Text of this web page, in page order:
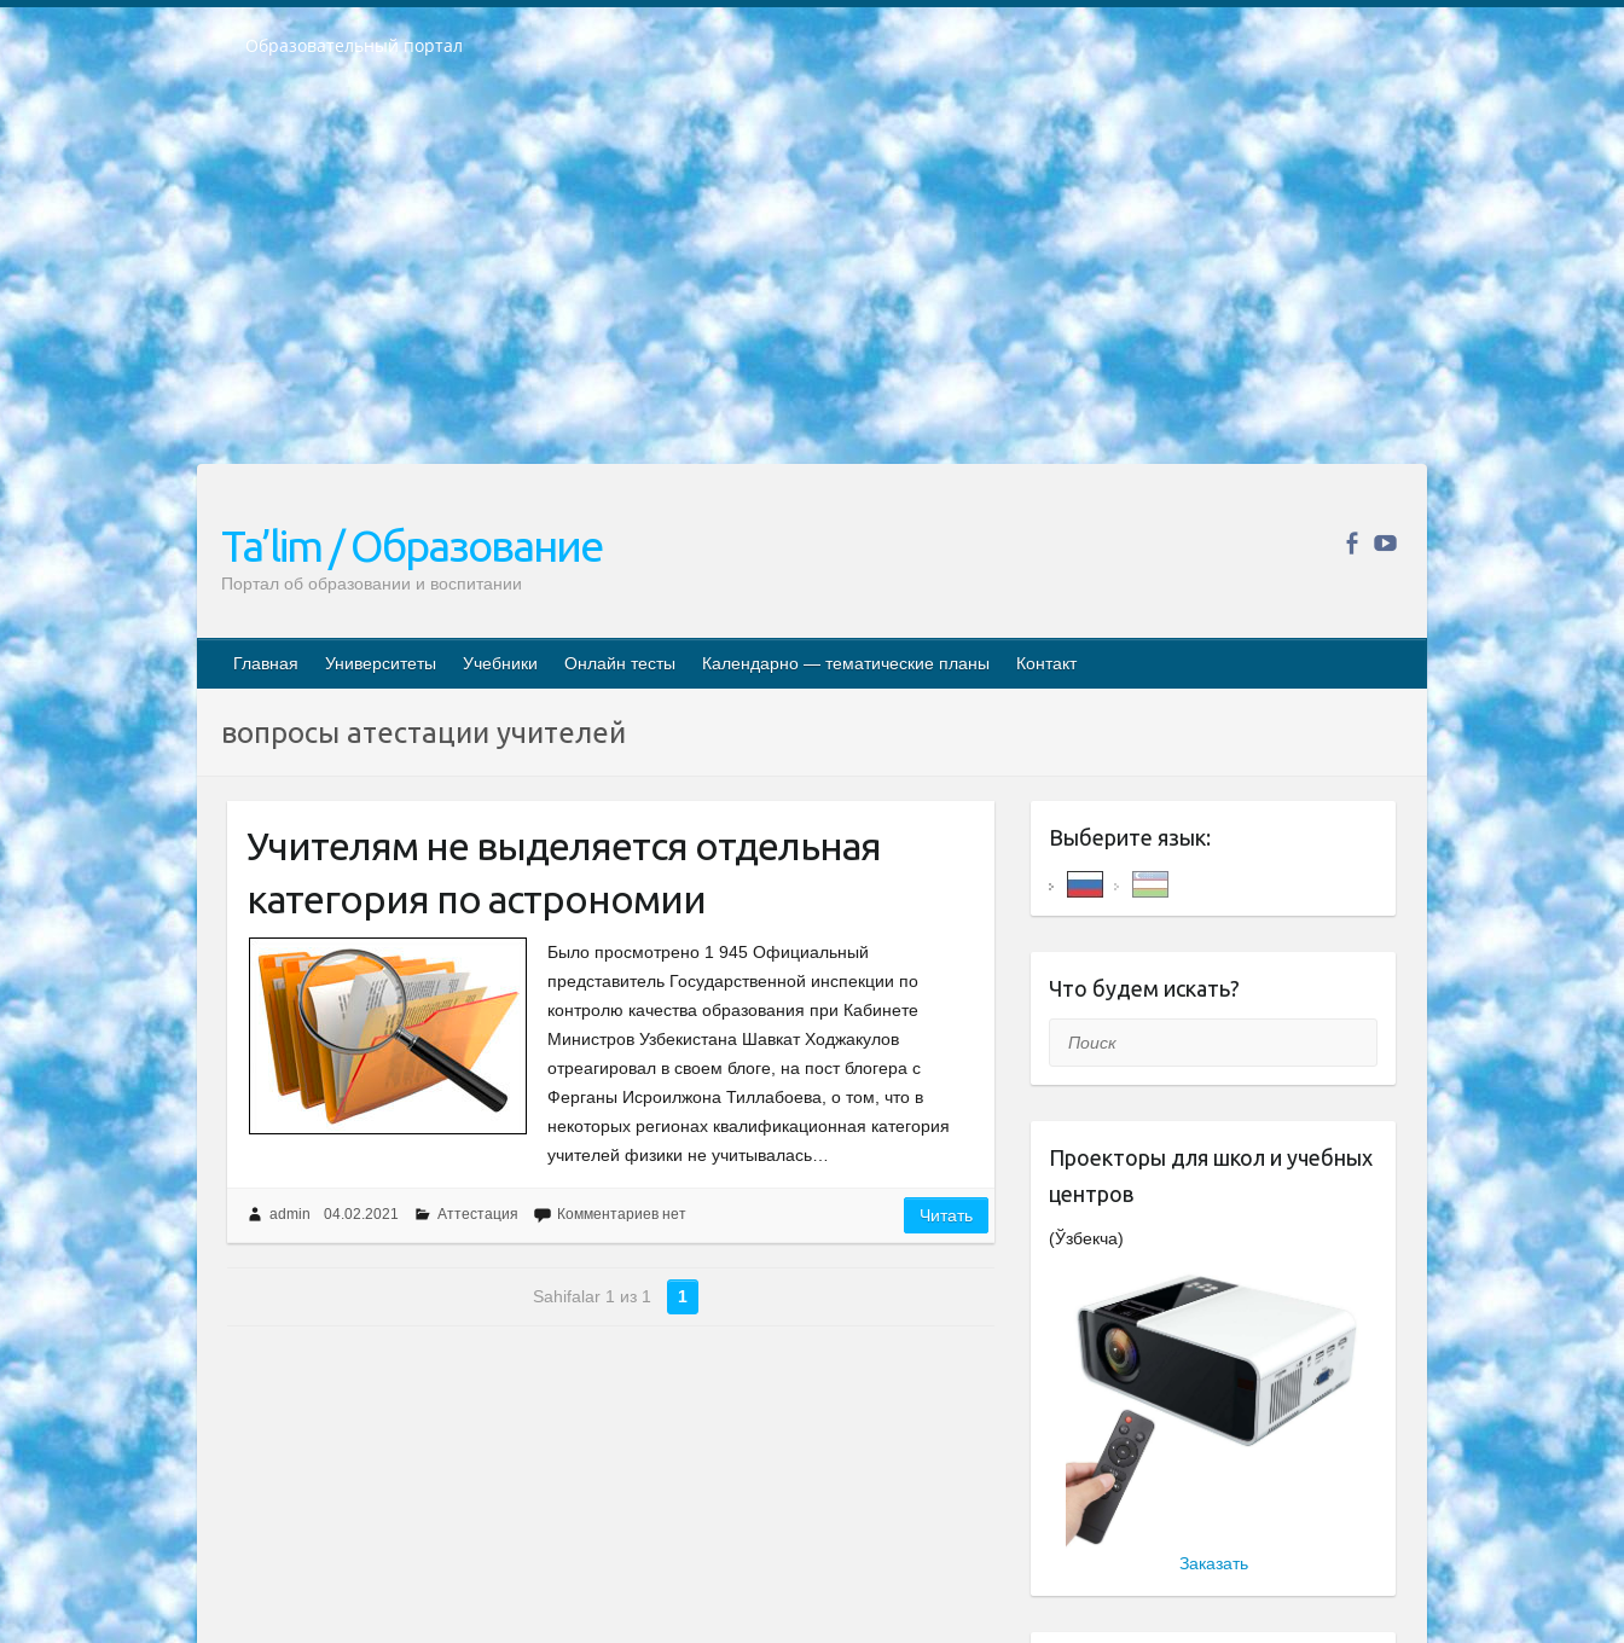
Образовательный портал
РЕСПУБЛИКА УЗБЕКИСТАН МИНИСТРЕРСТВО ДОШКОЛЬНОГО И ШКОЛЬНОГО ОБРАЗОВАНИЯ КОМАНДА в общеобразовательных учреждениях в 2023-2024 учебном году организация и проведение итоговой государственной аттестации обучающихся о Министра дошкольного и школьного образования Республики Узбекистан от 4 марта 2008 года (постановлением Минюста от 20 марта 2008 года № 1778 государственной регистрации) «Итоговое состояние учащихся общего среднего образования на основании положения об утверждении положения об аттестации общего среднего образования выпускной экзамен студентов в образовательных учреждениях в 2023-2024 учебном году В целях организации и прохождения аттестации приказываю: 1. Следующее: перечень предметов, по которым будет проводиться итоговая государственная аттестация и экзамен формы перевода согласно приложению 1; сертификаты международного образца, оценивающие уровень владения иностранными языками перечень согласно приложению 2; 2. Педагогический при специализированных образовательных учреждениях. научно-практический центр квалификации и международной оценки (Д.Давидова) 2024 г. До 25 марта: задания по предметам, по которым будет проводиться итоговая аттестация разработка и утверждение технических условий; итоговая аттестация на основании разработанного предметного задания разработка вопросов по предметам (устно и письменно), экзамен передача; общеобразовательные средние школы и специальные учебные заведения учащиеся выпускных классов школ и интернатов в агентской системе подготовка базы данных экзаменационных материалов и критериев оценки; перевод базы экзаменационных материалов на все языки обучения подать в Республиканский образовательный центр для изготовления; варианты экзаменов на основе разработанных контрольных материалов пусть будут поставлены задачи формирования. 3. Республиканский образовательный центр (Ш.Худайкулов) до 5 апреля 2024 года. до: база данных предоставленных экзаменационных материалов на все языки обучения перевод и экспертиза; для слепых, слабовидящих, глухих, слабослышащих и умственно отсталых детей учащиеся выпускных классов специализированных школ и школ-интернатов база данных экзаменационных материалов на всех преподаваемых языках подготовка критериев оценки; специализированные школы для умственно отсталых детей и технологии для учащихся выпускных классов школ-интернатов разработка соответствующих рекомендаций и критериев проведения ЕГЭ по естествознанию давать задания. 4. Педагогический при специализированных образовательных учреждениях. Научно-практический центр навыков и международной оценки (Д.Давидова), Республика образовательный центр (Худайкулов Ш.) итоговый государственный аттестационный экзамен ориентирован на творческое и логическое мышление при подготовке базы материалов учитывать введение заданий. 5. Следует отметить, что: сертификат государственного образца о знании общеобразовательного предмета и как минимум национальный уровень B1 по предметам на иностранных языках, указанным в Приложении 2. или международно признанный сертификат эквивалентного уровня студенты, изучающие определенный предмет, освобождаются от экзамена; по соответствующим предметам запланирована итоговая государственная аттестация за день до дня, путем жеребьевки Рабочей группой (в письменной форме по предметам, проводимым в форме) из числа сформированных вариантов выбрано 2 варианта; 2 выбранных варианта экзамена анонсированы на официальном сайте министерства и все выпускники по всей стране на основе этих вариантов проводит итоговую государственную аттестацию. 6. Государственное образование учащихся средних общеобразовательных учреждений. знания в соответствии с квалификационными требованиями, которые необходимо приобрести на основании стандартов итоговый (выпускной) контроль для 9 и 11 классов в целях тестирования Экзамены (далее – экзамены) состоят из предметов, перечисленных в приложении 1. будет сделано. 7. Экзамены пройдут с 26 мая по 15 июня 2024 г. (кроме науки физического воспитания). 8. Физическая для учащихся 9 классов общесредних образовательных учреждений. Экзамены по предмету «Образование, квалификация медицина» 1-6 мая 2024 года. сотрудники перевести под присмотр (с отклонениями в физическом или умственном развитии) специализированная школа для детей, школы-интернаты и со сколиозом школы-интернаты санаторного типа для больных детей исключены). 9. Он был слепым, слабовидящим и имел нарушения опорно-двигательного аппарата. экзамены в специализированных школах и интернатах для детей должны проводиться исходя из требований, предъявляемых к общеобразовательным учреждениям (физкультура кроме науки). 10. Специализированная школа для глухих и слабослышащих детей. и экзамены в интернатах и быть реализован в виде письменного теста по математике. 11. Специальность для умственно отсталых детей. Для 9 класса Родной язык и литературное письмо Государственный язык (язык обучения – узбекский). для неклассов) написано Математическое письмо Письменная/устная история Узбекистана Физическое воспитание практично Итоговый контроль Для 11 класса Написание родного языка и литературы (эссе) Математическое письмо Узбекский язык (обучение на узбекском языке) не посещающее общее среднее образование для учреждений)/Образовательное учреждение выбор письменный и устный Иностранный язык письменный/устный Письменная/устная история Узбекистана *По выбору студента:  Химия  Физика  Основы государственного права  География 10 бесплатных образовательных ресурсов - Мы составили подборку онлайн-проектов с интерактивными упражнениями, видеолекциями и статьями. Они помогут вам обрести новые и освежить старые знания бесплатно. 1. «ИНТУИТ» Старейшая образовательная площадка Рунета. Здесь вы найдёте сотни текстовых и видеокурсов на десятки различных тем — от программирования до психологии. Многие курсы подготовлены российскими университетами и крупными международными компаниями вроде Intel и Microsoft. Самостоятельное обучение бесплатное, но желающие могут оплатить услуги персональных наставников. 2. «Смартия» знакомит с актуальными профессиями и подсказывает, как им обучаться. Выбрав заинтересовавшую вас специальность — SMM-специалист, фотограф, веб-дизайнер или другую, — увидите список необходимых для неё умений. Чтобы вы могли освоить их самостоятельно, для каждого умения площадка отображает подборку ссылок на учебные материалы. Хотя «Смартия» ориентируется на русскоязычную аудиторию, часть контента всё же доступна только на английском. 3. «Лекторий Физтеха» Проект Московского физико-технического института (Физтеха). С его помощью вы можете смотреть онлайн серии лекций, записанные на видео в этом вузе. В числе доступных предметов — физика, биология, химия, информационные технологии и другие. К некоторым лекциям администрация ресурса прилагает готовые конспекты, которые можно скачивать в PDF-формате. 4. ITMOcourses Онлайн-площадка Санкт-Петербургского национального исследовательского университета информационных технологий, механики и оптики (ИТМО). Ресурс предоставляет свободный доступ к курсам, разработанным в этом вузе. Каталог материалов разбит на четыре категории: «Оптические системы и технологии», «Приборостроение и робототехника», «Информационные технологии» и «Биотехнологии». Курсы состоят из видеолекций, интерактивных демонстраций и заданий. 5. «КиберЛенинка» Электронная научная библиотека открытого доступа. Каталог площадки регулярно обрастает текстами статей из различных научных изданий. Сгруппированные по журналам и рубрикам публикации можно читать онлайн или скачивать целиком в PDF-формате. Проект нацелен на популяризацию науки за счёт открытого доступа к качественной информации. 6. «ПостНаука» На этом ресурсе публикуют подборки видеолекций, составленные экспертами из разных отраслей и объединённые общими темами. Среди них, к примеру, есть серии «Биоинформатика и геномика», «Культура средневековой Скандинавии» и Cinema Studies о теории кино. Каждая подборка лекций — логически связанная история, рассказанная экспертом от первого лица. Кроме того, на сайте появляются научно-образовательные статьи и тесты на разные темы. 7. «Newочём» Команда проекта «Newочём» отбирает самые интересные тексты из англоязычных СМИ и переводит те из них, за которые голосуют участники сообщества «ВКонтакте». По большей части это научно-популярные статьи. Редакторы придумывают лишь заголовки, в остальном содержание переводов соответствует оригиналам. Полные тексты можно читать прямо в социальной сети. 8. InternetUrok Онлайн-база материалов по основным дисциплинам школьной программы. Информация на сайте структурирована по классам, предметам и темам (урокам). Каждый урок состоит из видеолекций и конспектов. Есть также интерактивные тренажёры и тесты для закрепления пройденного материала. Даже если вы давно окончили школу, возможность повторить программу старших классов всегда может пригодиться. 9. Edutainme Ещё один ресурс об образовании. В отличие от Newtonew, как мне кажется, Edutainme больше ориентируется на представителей индустрии: педагогов, предпринимателей, разработчиков образовательных проектов. Но и любой, кто просто стремится к саморазвитию, найдёт на сайте много полезного и интересного для себя. Например, информацию о новых курсах и образовательных сервисах. 10. Newtonew Онлайн-медиа об образовании и обучении в широком смысле. Авторы Newtonew пишут об инструментах, заведениях, тактиках и стратегиях, которые помогают учить других и получать новые знания самостоятельно. На этой площадке вы найдёте новости, обзоры, аналитические мат
Ta’lim / Образование
Портал об образовании и воспитании
Главная Университеты Учебники Онлайн тесты Календарно — тематические планы Контакт
вопросы атестации учителей
Учителям не выделяется отдельная
категория по астрономии
Было просмотрено 1 945 Официальный
представитель Государственной инспекции по
контролю качества образования при Кабинете
Министров Узбекистана Шавкат Ходжакулов
отреагировал в своем блоге, на пост блогера с
Ферганы Исроилжона Тиллабоева, о том, что в
некоторых регионах квалификационная категория
учителей физики не учитывалась…
admin 04.02.2021 Аттестация Комментариев нет Читать
Sahifalar 1 из 1 1
Выберите язык:
Что будем искать?
Поиск
Проекторы для школ и учебных
центров
(Ўзбекча)
Заказать